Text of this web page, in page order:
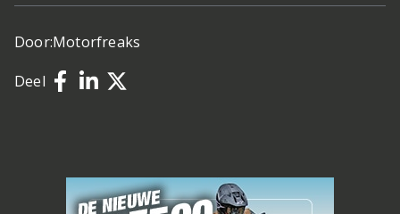
Door:Motorfreaks
Deel